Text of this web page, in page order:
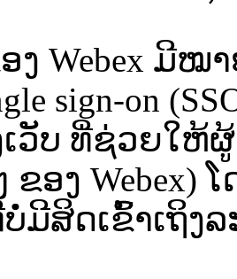
Webex ມີໝາ
sign-on
ເວັບ ທີ່ຊ່ວຍໃ
ຂອງ Webex)
ມີສິດເຂົ້າເຖິງ